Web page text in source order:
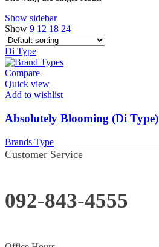
Show sidebar
Show 9 12 18 24
Di Type
Compare
Quick view
Add to wishlist
Absolutely Blooming (Di Type)
Brands Type
Customer Service
092-843-4555